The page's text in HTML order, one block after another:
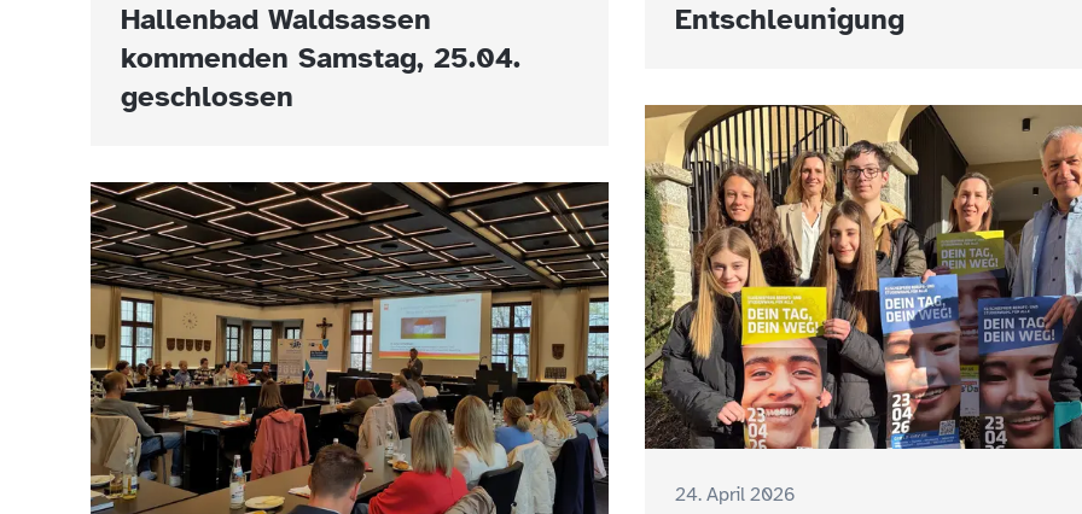
Entschleunigung
Hallenbad Waldsassen
kommenden Samstag, 25.04.
geschlossen
24. April 2026